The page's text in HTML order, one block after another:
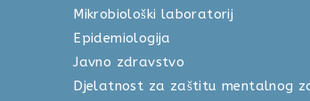
Mikrobiološki
Epidemiologija
Javno
Djelatnost za zaštitu mentalnog